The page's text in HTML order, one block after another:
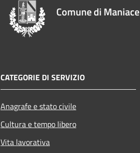
Comune di Maniace
CATEGORIE DI SERVIZIO
Anagrafe e stato civile
Cultura e tempo libero
Vita lavorativa